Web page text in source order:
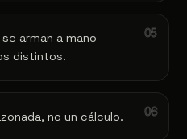
arman a mano
distintos.
no un cálculo.